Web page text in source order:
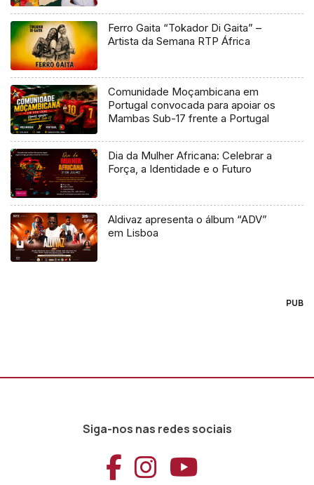
Ferro Gaita “Tokador Di Gaita” –
Artista da Semana RTP África
Comunidade Moçambicana em
Portugal convocada para apoiar os
Mambas Sub-17 frente a Portugal
Dia da Mulher Africana: Celebrar a
Força, a Identidade e o Futuro
Aldivaz apresenta o álbum “ADV”
em Lisboa
PUB
Siga-nos nas redes sociais
Aceder ao
Aceder ao
Aceder